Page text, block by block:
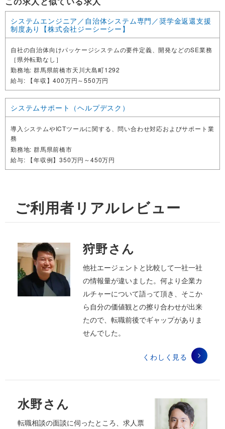
システムエンジニア／自治体システム専門／奨学金返還支援
制度あり【株式会社ジーシーシー】
自社の自治体向けパッケージシステムの要件定義、開発などのSE業務
［県外転勤なし］
勤務地 群馬県前橋市天川大島町1292
給与
【年収】400万円～550万円
システムサポート（ヘルプデスク）
導入システムやICTツールに関する、問い合わせ対応およびサポート業
務
勤務地 群馬県前橋市
給与
【年収例】350万円～450万円
ご利用者リアルレビュー
狩野さん
他社エージェントと比較して一社一社
の情報量が違いました。何より企業カ
ルチャーについて語って頂き、そこか
ら自分の価値観との擦り合わせが出来
たので、転職前後でギャップがありま
せんでした。
くわしく見る
水野さん
転職相談の面談に伺ったところ、求人票